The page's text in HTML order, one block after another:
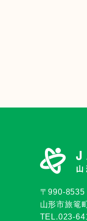
〒990-8535
山形市旅篭
TEL.023-